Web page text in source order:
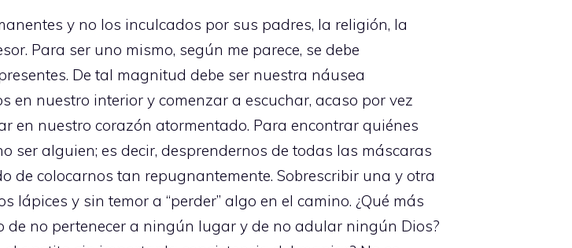
y no los inculcados por sus padres, la religión, la
Para ser uno mismo, según me parece, se debe
De tal magnitud debe ser nuestra náusea
nuestro interior y comenzar a escuchar, acaso por vez
en nuestro corazón atormentado. Para encontrar quiénes
ser alguien; es decir, desprendernos de todas las máscaras
de colocarnos tan repugnantemente. Sobrescribir una y otra
lápices y sin temor a “perder” algo en el camino. ¿Qué más
de no pertenecer a ningún lugar y de no adular ningún Dios?